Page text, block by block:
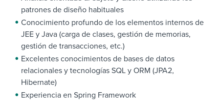
patrones de diseño habituales
Conocimiento profundo de los elementos internos de
JEE y Java (carga de clases, gestión de memorias,
gestión de transacciones, etc.)
Excelentes conocimientos de bases de datos
relacionales y tecnologías SQL y ORM (JPA2,
Hibernate)
Experiencia en Spring Framework